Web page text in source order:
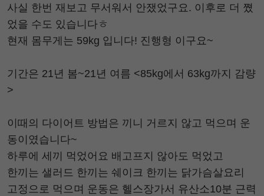
사실 한번 재보고 무서워서 안쟀었구요. 이후로 더 쪘
었을 수도 있습니다ㅎ
현재 몸무게는 59kg 입니다! 진행형 이구요~
기간은 21년 봄~21년 여름 <85kg에서 63kg까지 감량
>
이때의 다이어트 방법은 끼니 거르지 않고 먹으며 운
동이였습니다~
하루에 세끼 먹었어요 배고프지 않아도 먹었고
한끼는 샐러드 한끼는 쉐이크 한끼는 닭가슴살요리
고정으로 먹으며 운동은 헬스장가서 유산소10분 근력